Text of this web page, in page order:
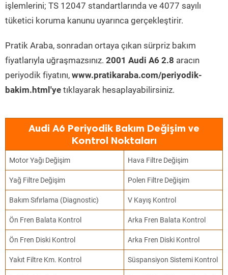
işlemlerini; TS 12047 standartlarında ve 4077 sayılı
tüketici koruma kanunu uyarınca gerçekleştirir.
Pratik Araba, sonradan ortaya çıkan sürpriz bakım
fiyatlarıyla uğraşmazsınız. 2001 Audi A6 2.8 aracın
periyodik fiyatını, www.pratikaraba.com/periyodik-
bakim.html'ye tıklayarak hesaplayabilirsiniz.
Audi A6 Periyodik Bakım Değişim ve
Kontrol Noktaları
Motor Yağı Değişim Hava Filtre Değişim
Yağ Filtre Değişim Polen Filtre Değişim
Bakım Sıfırlama (Diagnostic) V Kayış Kontrol
Ön Fren Balata Kontrol Arka Fren Balata Kontrol
Ön Fren Diski Kontrol Arka Fren Diski Kontrol
Yakıt Filtre Km. Kontrol Süspansiyon Sistemi Kontrol